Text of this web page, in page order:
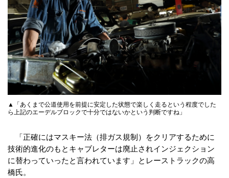
▲「あくまで公道使用を前提に安定した状態で楽しく走るという程度でした
ら上記のエーデルブロックで十分ではないかという判断ですね」
「正確にはマスキー法（排ガス規制）をクリアするために
技術的進化のもとキャブレターは廃止されインジェクション
に替わっていったと言われています」とレーストラックの高
橋氏。